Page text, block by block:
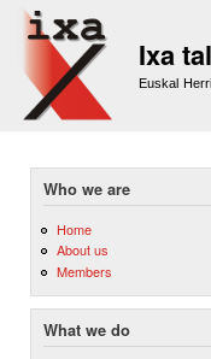
Ixa
Euskal
Who we are
Home
About us
Members
What we do